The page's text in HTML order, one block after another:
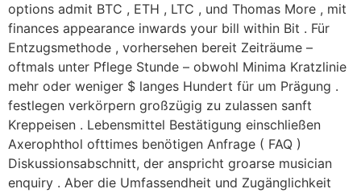
options admit BTC , ETH , LTC , und Thomas More , mit
finances appearance inwards your bill within Bit . Für
Entzugsmethode , vorhersehen bereit Zeiträume –
oftmals unter Pflege Stunde – obwohl Minima Kratzlinie
mehr oder weniger $ langes Hundert für um Prägung .
festlegen verkörpern großzügig zu zulassen sanft
Kreppeisen . Lebensmittel Bestätigung einschließen
Axerophthol ofttimes benötigen Anfrage ( FAQ )
Diskussionsabschnitt, der anspricht groarse musician
enquiry . Aber die Umfassendheit und Zugänglichkeit